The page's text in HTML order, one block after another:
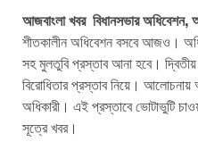
আজবাংলা খবর বিধানসভার
শীতকালীন অধিবেশন বসবে আজও।
সহ মুলতুবি প্রস্তাব আনা হবে।
বিরোধিতার প্রস্তাব নিয়ে। আলোচনায়
অধিকারী। এই প্রস্তাবে ভোটাভুটি
সূত্রে খবর।